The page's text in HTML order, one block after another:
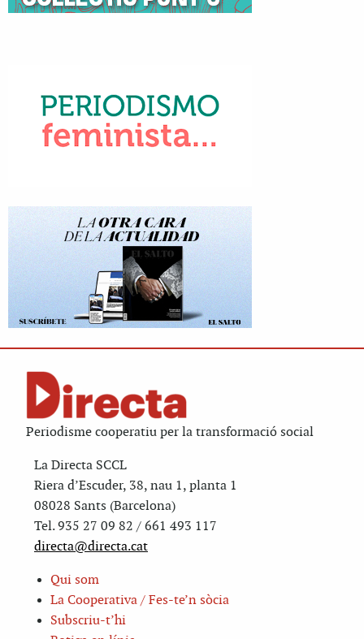
Periodisme cooperatiu per la transformació social
La Directa SCCL
Riera d’Escuder, 38, nau 1, planta 1
08028 Sants (Barcelona)
Tel. 935 27 09 82 / 661 493 117
directa@directa.cat
Qui som
La Cooperativa / Fes-te’n sòcia
Subscriu-t’hi